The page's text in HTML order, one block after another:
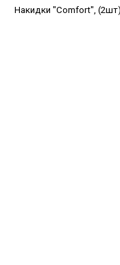
Накидки "Comfort",